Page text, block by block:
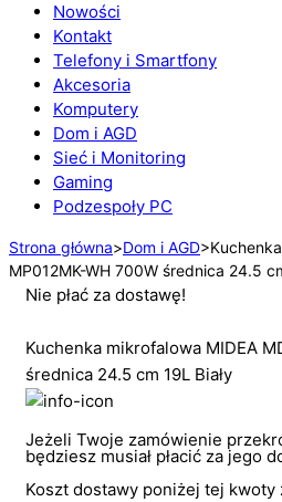
Nowości
Kontakt
Telefony i Smartfony
Akcesoria
Komputery
Dom i AGD
Sieć i Monitoring
Gaming
Podzespoły PC
Strona główna>Dom i AGD>
MP012MK-WH 700W średnica 24.5
Nie płać za dostawę!
Kuchenka mikrofalowa MIDEA
średnica 24.5 cm 19L Biały
Jeżeli Twoje zamówienie
będziesz musiał płacić za jego
Koszt dostawy poniżej tej kwoty